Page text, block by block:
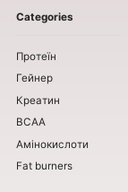
Categories
Протеїн
Гейнер
Креатин
BCAA
Амінокислоти
Fat burners